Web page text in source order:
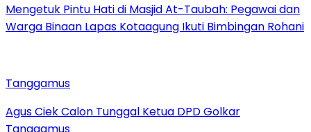
Mengetuk Pintu Hati di Masjid At-Taubah: Pegawai dan
Warga Binaan Lapas Kotaagung Ikuti Bimbingan Rohani
Tanggamus
Agus Ciek Calon Tunggal Ketua DPD Golkar
Tanggamus